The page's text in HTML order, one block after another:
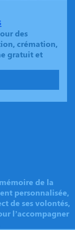
des
crémation,
gratuit et
de la
personnalisée,
de ses volontés,
l’accompagner